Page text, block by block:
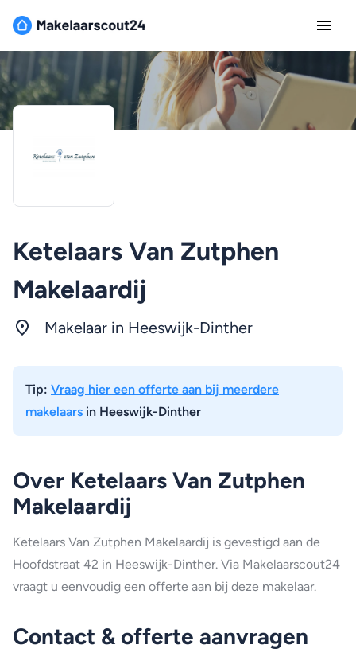
Ketelaars Van Zutphen
Makelaardij
Makelaar in Heeswijk-Dinther
Tip: Vraag hier een offerte aan bij meerdere
makelaars in Heeswijk-Dinther
Over Ketelaars Van Zutphen
Makelaardij
Ketelaars Van Zutphen Makelaardij is gevestigd aan de
Hoofdstraat 42 in Heeswijk-Dinther. Via Makelaarscout24
vraagt u eenvoudig een offerte aan bij deze makelaar.
Contact & offerte aanvragen